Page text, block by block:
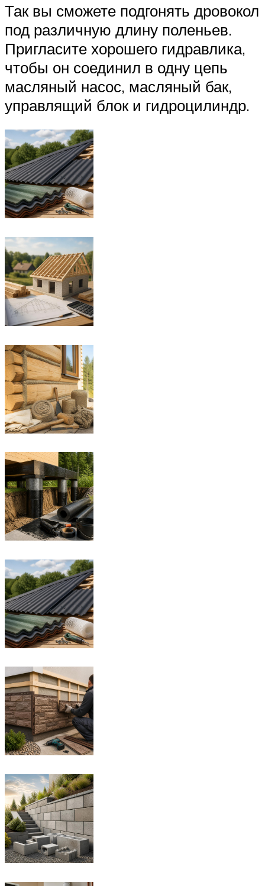
Так вы сможете подгонять дровокол
под различную длину поленьев.
Пригласите хорошего гидравлика,
чтобы он соединил в одну цепь
масляный насос, масляный бак,
управлящий блок и гидроцилиндр.